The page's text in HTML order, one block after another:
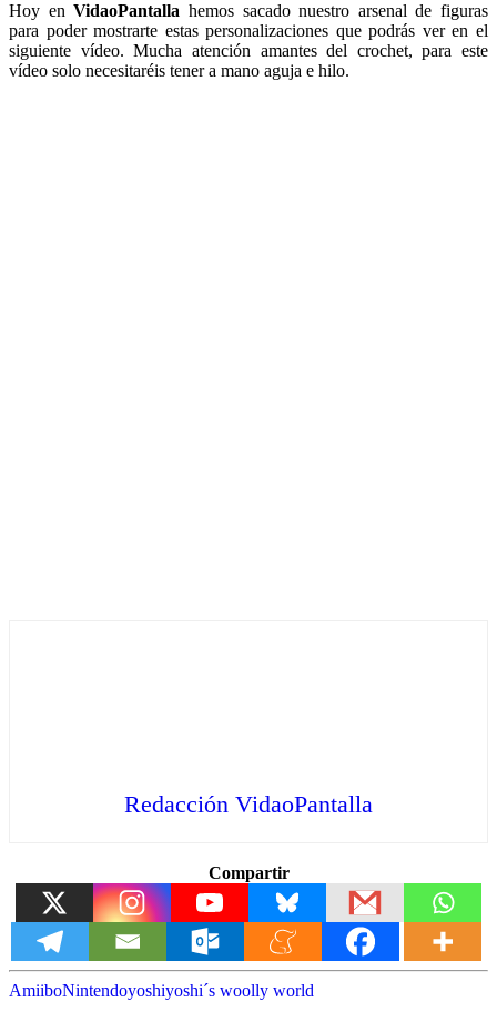
Hoy enVidaoPantalla hemos sacado nuestro arsenal de figuras
para poder mostrarte estas personalizaciones que podrás ver en el
siguiente vídeo. Mucha atención amantes del crochet, para este
vídeo solo necesitaréis tener a mano aguja e hilo.
Redacción VidaoPantalla
Compartir
AmiiboNintendoyoshiyoshi´s woolly world